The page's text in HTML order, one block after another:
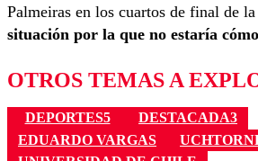
Palmeiras en los cuartos de final de
situación por la que no estaría
OTROS TEMAS A
DEPORTES5
DESTACADA3
EDUARDO VARGAS